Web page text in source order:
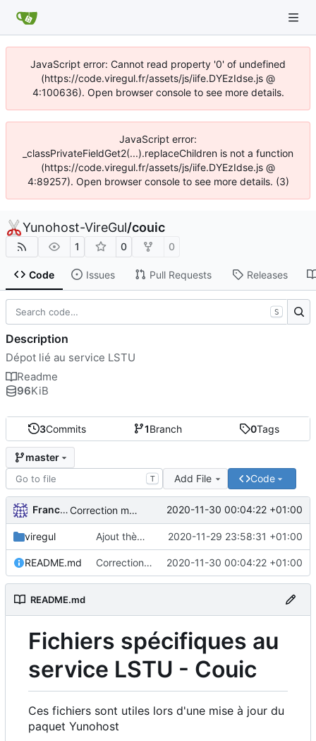
JavaScript error: Cannot read property '0' of undefined
(https://code.viregul.fr/assets/js/iife.DYEzIdse.js @
4:100636). Open browser console to see more details.
JavaScript error:
_classPrivateFieldGet2(...).replaceChildren is not a function
(https://code.viregul.fr/assets/js/iife.DYEzIdse.js @
4:89257). Open browser console to see more details. (3)
Yunohost-VireGul/couic
1 0 0
Code Issues Pull Requests Releases
3Commits 1Branch 0Tags
master
T Add File Code
FrancoisA Correction markdown 2020-11-30 00:04:22 +01:00
viregul Ajout thème Viregul 2020-11-29 23:58:31 +01:00
README.md Correction markdown 2020-11-30 00:04:22 +01:00
README.md
Fichiers spécifiques au
service LSTU - Couic
Ces fichiers sont utiles lors d'une mise à jour du
paquet Yunohost
S
Description
Dépot lié au service LSTU
Readme
96KiB